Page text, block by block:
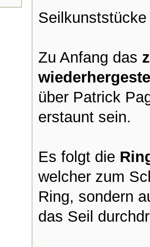
Zu Anfang das
über Patrick
erstaunt sein.
Es folgt die
welcher zum
Ring, sondern
das Seil